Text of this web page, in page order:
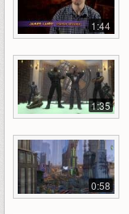
1:44
1:35
0:58